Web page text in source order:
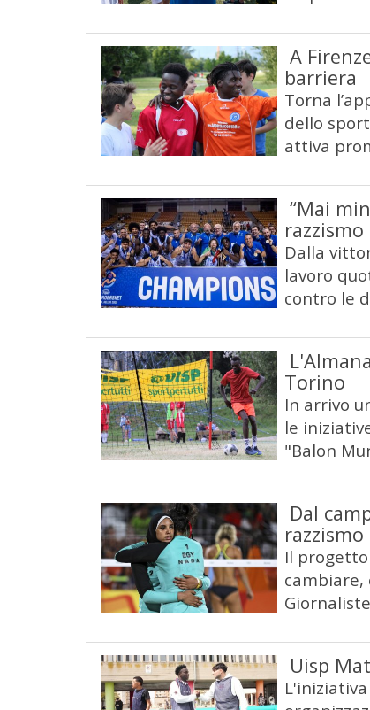
A
barriera
Torna
dello
attiva
“Mai
razzismo
Dalla
lavoro
contro le
Torino
In arrivo
le
"Balon
Dal
Il
cambiare,
Uisp